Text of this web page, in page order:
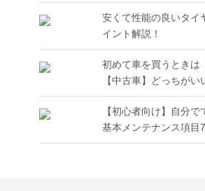
安くて性能の良いタイ
イント解説！
初めて車を買うときは
【中古車】どっちがい
【初心者向け】自分で
基本メンテナンス項目7